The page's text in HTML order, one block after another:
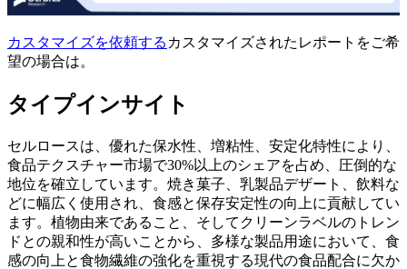
カスタマイズを依頼する カスタマイズされたレポートをご希
望の場合は。
タイプインサイト
セルロースは、優れた保水性、増粘性、安定化特性により、
食品テクスチャー市場で30%以上のシェアを占め、圧倒的な
地位を確立しています。焼き菓子、乳製品デザート、飲料な
どに幅広く使用され、食感と保存安定性の向上に貢献してい
ます。植物由来であること、そしてクリーンラベルのトレン
ドとの親和性が高いことから、多様な製品用途において、食
感の向上と食物繊維の強化を重視する現代の食品配合に欠か